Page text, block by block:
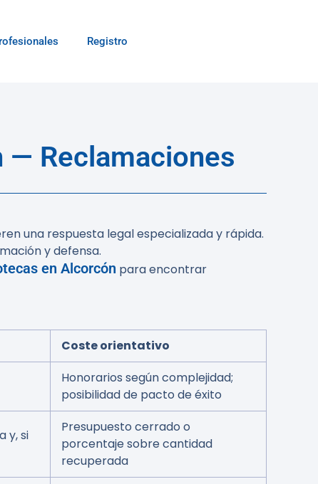
Registro
— Reclamaciones
una respuesta legal especializada y rápida.
y defensa.
en Alcorcón para encontrar
Coste orientativo
Honorarios según complejidad;
posibilidad de pacto de éxito
y, si
Presupuesto cerrado o
porcentaje sobre cantidad
recuperada